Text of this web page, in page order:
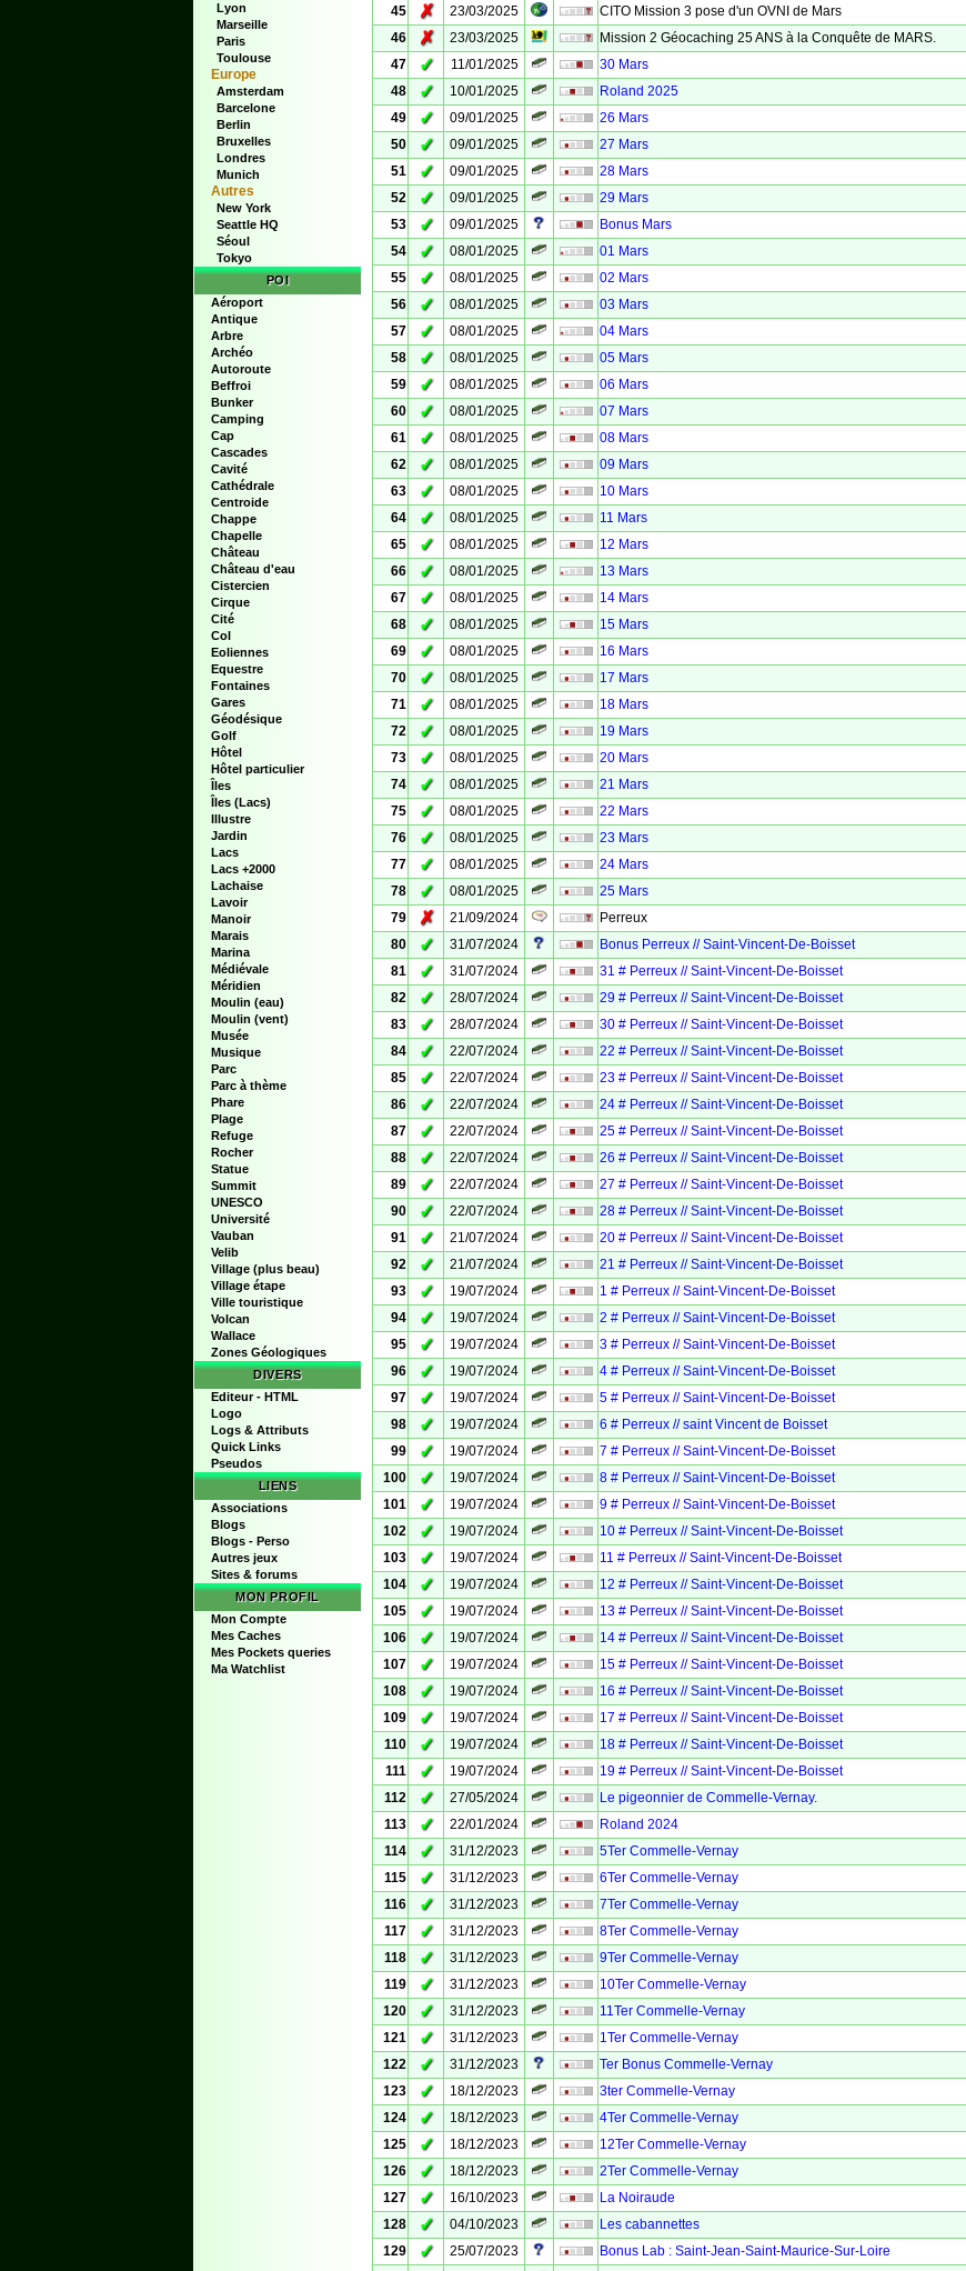
Lyon
Marseille
Paris
Toulouse
Europe
Amsterdam
Barcelone
Berlin
Bruxelles
Londres
Munich
Autres
New York
Seattle HQ
Séoul
Tokyo
POI
Aéroport
Antique
Arbre
Archéo
Autoroute
Beffroi
Bunker
Camping
Cap
Cascades
Cavité
Cathédrale
Centroide
Chappe
Chapelle
Château
Château d'eau
Cistercien
Cirque
Cité
Col
Eoliennes
Equestre
Fontaines
Gares
Géodésique
Golf
Hôtel
Hôtel particulier
Îles
Îles (Lacs)
Illustre
Jardin
Lacs
Lacs +2000
Lachaise
Lavoir
Manoir
Marais
Marina
Médiévale
Méridien
Moulin (eau)
Moulin (vent)
Musée
Musique
Parc
Parc à thème
Phare
Plage
Refuge
Rocher
Statue
Summit
UNESCO
Université
Vauban
Velib
Village (plus beau)
Village étape
Ville touristique
Volcan
Wallace
Zones Géologiques
DIVERS
Editeur - HTML
Logo
Logs & Attributs
Quick Links
Pseudos
LIENS
Associations
Blogs
Blogs - Perso
Autres jeux
Sites & forums
MON PROFIL
Mon Compte
Mes Caches
Mes Pockets queries
Ma Watchlist
45
✗ 23/03/2025
CITO Mission 3 pose d'un OVNI de Mars
46
✗ 23/03/2025
Mission 2 Géocaching 25 ANS à la Conquête de MARS.
47
✓ 11/01/2025
30 Mars
48
✓ 10/01/2025
Roland 2025
49
✓ 09/01/2025
26 Mars
50
✓ 09/01/2025
27 Mars
51
✓ 09/01/2025
28 Mars
52
✓ 09/01/2025
29 Mars
53
✓ 09/01/2025
Bonus Mars
54
✓ 08/01/2025
01 Mars
55
✓ 08/01/2025
02 Mars
56
✓ 08/01/2025
03 Mars
57
✓ 08/01/2025
04 Mars
58
✓ 08/01/2025
05 Mars
59
✓ 08/01/2025
06 Mars
60
✓ 08/01/2025
07 Mars
61
✓ 08/01/2025
08 Mars
62
✓ 08/01/2025
09 Mars
63
✓ 08/01/2025
10 Mars
64
✓ 08/01/2025
11 Mars
65
✓ 08/01/2025
12 Mars
66
✓ 08/01/2025
13 Mars
67
✓ 08/01/2025
14 Mars
68
✓ 08/01/2025
15 Mars
69
✓ 08/01/2025
16 Mars
70
✓ 08/01/2025
17 Mars
71
✓ 08/01/2025
18 Mars
72
✓ 08/01/2025
19 Mars
73
✓ 08/01/2025
20 Mars
74
✓ 08/01/2025
21 Mars
75
✓ 08/01/2025
22 Mars
76
✓ 08/01/2025
23 Mars
77
✓ 08/01/2025
24 Mars
78
✓ 08/01/2025
25 Mars
79
✗ 21/09/2024
Perreux
80
✓ 31/07/2024
Bonus Perreux // Saint-Vincent-De-Boisset
81
✓ 31/07/2024
31 # Perreux // Saint-Vincent-De-Boisset
82
✓ 28/07/2024
29 # Perreux // Saint-Vincent-De-Boisset
83
✓ 28/07/2024
30 # Perreux // Saint-Vincent-De-Boisset
84
✓ 22/07/2024
22 # Perreux // Saint-Vincent-De-Boisset
85
✓ 22/07/2024
23 # Perreux // Saint-Vincent-De-Boisset
86
✓ 22/07/2024
24 # Perreux // Saint-Vincent-De-Boisset
87
✓ 22/07/2024
25 # Perreux // Saint-Vincent-De-Boisset
88
✓ 22/07/2024
26 # Perreux // Saint-Vincent-De-Boisset
89
✓ 22/07/2024
27 # Perreux // Saint-Vincent-De-Boisset
90
✓ 22/07/2024
28 # Perreux // Saint-Vincent-De-Boisset
91
✓ 21/07/2024
20 # Perreux // Saint-Vincent-De-Boisset
92
✓ 21/07/2024
21 # Perreux // Saint-Vincent-De-Boisset
93
✓ 19/07/2024
1 # Perreux // Saint-Vincent-De-Boisset
94
✓ 19/07/2024
2 # Perreux // Saint-Vincent-De-Boisset
95
✓ 19/07/2024
3 # Perreux // Saint-Vincent-De-Boisset
96
✓ 19/07/2024
4 # Perreux // Saint-Vincent-De-Boisset
97
✓ 19/07/2024
5 # Perreux // Saint-Vincent-De-Boisset
98
✓ 19/07/2024
6 # Perreux // saint Vincent de Boisset
99
✓ 19/07/2024
7 # Perreux // Saint-Vincent-De-Boisset
100
✓ 19/07/2024
8 # Perreux // Saint-Vincent-De-Boisset
101
✓ 19/07/2024
9 # Perreux // Saint-Vincent-De-Boisset
102
✓ 19/07/2024
10 # Perreux // Saint-Vincent-De-Boisset
103
✓ 19/07/2024
11 # Perreux // Saint-Vincent-De-Boisset
104
✓ 19/07/2024
12 # Perreux // Saint-Vincent-De-Boisset
105
✓ 19/07/2024
13 # Perreux // Saint-Vincent-De-Boisset
106
✓ 19/07/2024
14 # Perreux // Saint-Vincent-De-Boisset
107
✓ 19/07/2024
15 # Perreux // Saint-Vincent-De-Boisset
108
✓ 19/07/2024
16 # Perreux // Saint-Vincent-De-Boisset
109
✓ 19/07/2024
17 # Perreux // Saint-Vincent-De-Boisset
110
✓ 19/07/2024
18 # Perreux // Saint-Vincent-De-Boisset
111
✓ 19/07/2024
19 # Perreux // Saint-Vincent-De-Boisset
112
✓ 27/05/2024
Le pigeonnier de Commelle-Vernay.
113
✓ 22/01/2024
Roland 2024
114
✓ 31/12/2023
5Ter Commelle-Vernay
115
✓ 31/12/2023
6Ter Commelle-Vernay
116
✓ 31/12/2023
7Ter Commelle-Vernay
117
✓ 31/12/2023
8Ter Commelle-Vernay
118
✓ 31/12/2023
9Ter Commelle-Vernay
119
✓ 31/12/2023
10Ter Commelle-Vernay
120
✓ 31/12/2023
11Ter Commelle-Vernay
121
✓ 31/12/2023
1Ter Commelle-Vernay
122
✓ 31/12/2023
Ter Bonus Commelle-Vernay
123
✓ 18/12/2023
3ter Commelle-Vernay
124
✓ 18/12/2023
4Ter Commelle-Vernay
125
✓ 18/12/2023
12Ter Commelle-Vernay
126
✓ 18/12/2023
2Ter Commelle-Vernay
127
✓ 16/10/2023
La Noiraude
128
✓ 04/10/2023
Les cabannettes
129
✓ 25/07/2023
Bonus Lab : Saint-Jean-Saint-Maurice-Sur-Loire